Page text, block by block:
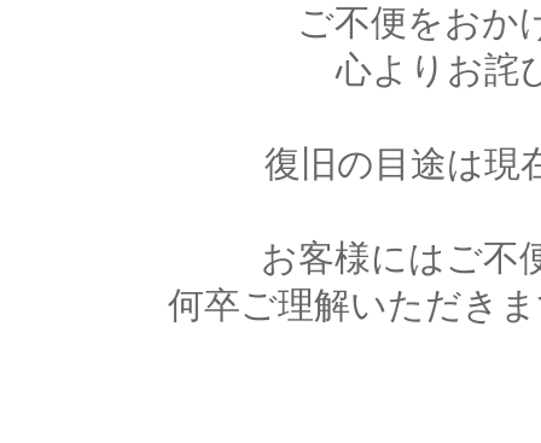
ご不便をおか
心よりお詫
復旧の目途は現
お客様にはご不
何卒ご理解いただき